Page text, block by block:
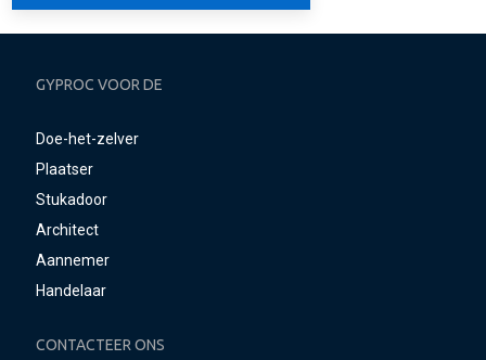
GYPROC VOOR DE
Doe-het-zelver
Plaatser
Stukadoor
Architect
Aannemer
Handelaar
CONTACTEER ONS